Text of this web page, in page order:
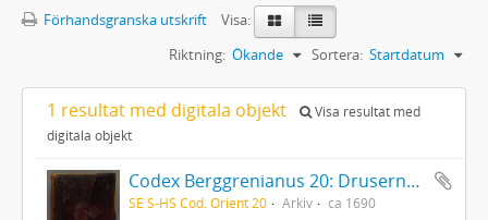
Förhandsgranska utskrift
Visa:
Sortera: Startdatum
Riktning: Ökande
1 resultat med digitala objekt
Visa resultat med
digitala objekt
Codex Berggrenianus 20: Drusernas på Libanon heliga bok
SE S-HS Cod. Orient 20 Arkiv ca 1690